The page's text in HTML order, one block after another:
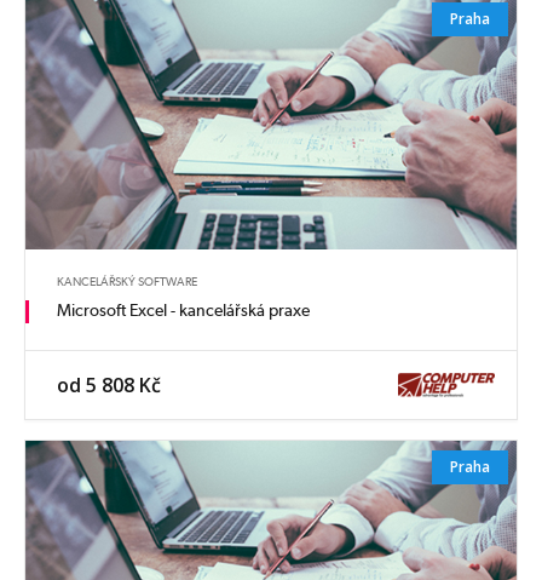
Praha
KANCELÁŘSKÝ SOFTWARE
Microsoft Excel - kancelářská praxe
od 5 808 Kč
Praha